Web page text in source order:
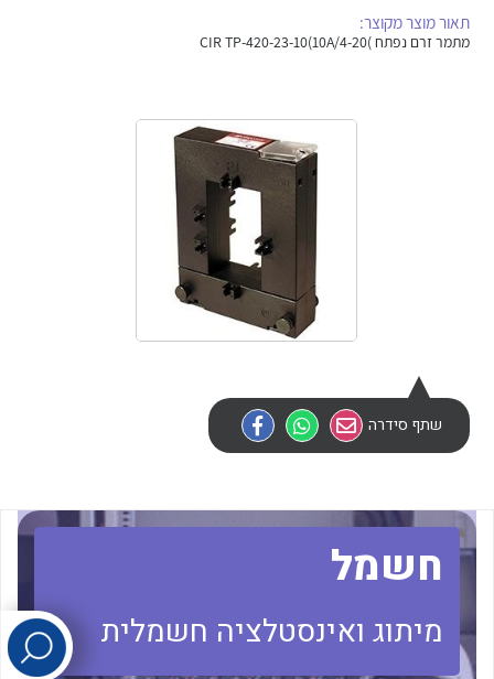
אלקטרוניקה
פתרונות וציוד לסביבה נפיצה EX
פתרונות לתחום הסולארי
לכל מוצרי היצרן
תאור מוצר מקוצר:
מתמר זרם נפתח )CIR TP-420-23-10(10A/4-20
שתף סידרה
חשמל
מיתוג ואינסטלציה חשמלית